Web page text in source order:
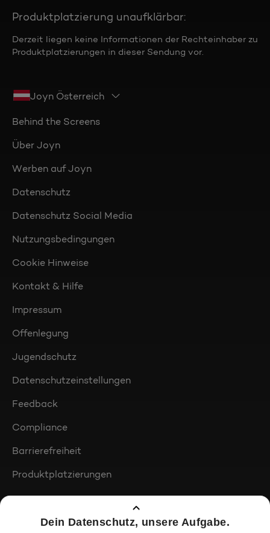
Produktplatzierung unaufklärbar:
Derzeit liegen keine Informationen der Rechteinhaber zu
Produktplatzierungen in dieser Sendung vor.
Joyn Österreich
Behind the Screens
Über Joyn
Werben auf Joyn
Datenschutz
Datenschutz Social Media
Nutzungsbedingungen
Cookie Hinweise
Kontakt & Hilfe
Impressum
Offenlegung
Jugendschutz
Datenschutzeinstellungen
Feedback
Compliance
Barrierefreiheit
Produktplatzierungen